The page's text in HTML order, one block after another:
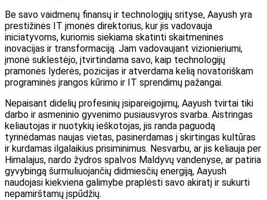
Be savo vaidmenų finansų ir technologijų srityse, Aayush yra
prestižinės IT įmonės direktorius, kur jis vadovauja
iniciatyvoms, kuriomis siekiama skatinti skaitmenines
inovacijas ir transformaciją. Jam vadovaujant vizionieriumi,
įmonė suklestėjo, įtvirtindama savo, kaip technologijų
pramonės lyderės, pozicijas ir atverdama kelią novatoriškam
programinės įrangos kūrimo ir IT sprendimų pažangai.
Nepaisant didelių profesinių įsipareigojimų, Aayush tvirtai tiki
darbo ir asmeninio gyvenimo pusiausvyros svarba. Aistringas
keliautojas ir nuotykių ieškotojas, jis randa paguodą
tyrinėdamas naujas vietas, pasinerdamas į skirtingas kultūras
ir kurdamas ilgalaikius prisiminimus. Nesvarbu, ar jis keliauja per
Himalajus, nardo žydros spalvos Maldyvų vandenyse, ar patiria
gyvybingą šurmuliuojančių didmiesčių energiją, Aayush
naudojasi kiekviena galimybe praplėsti savo akiratį ir sukurti
nepamirštamų įspūdžių.